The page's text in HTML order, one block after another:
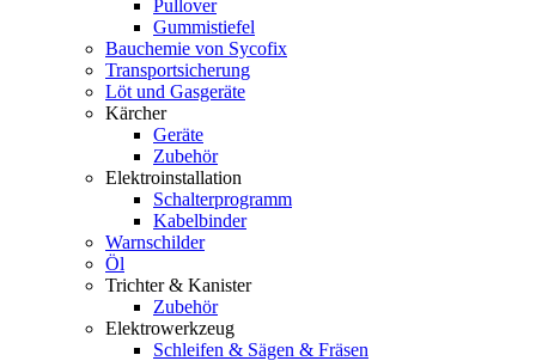
Pullover
Gummistiefel
Bauchemie von Sycofix
Transportsicherung
Löt und Gasgeräte
Kärcher
Geräte
Zubehör
Elektroinstallation
Schalterprogramm
Kabelbinder
Warnschilder
Öl
Trichter & Kanister
Zubehör
Elektrowerkzeug
Schleifen & Sägen & Fräsen